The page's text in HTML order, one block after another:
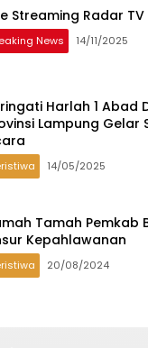
Streaming Radar TV
News 14/11/2025
Harlah 1 Abad
Lampung Gelar
14/05/2025
Tamah Pemkab
Kepahlawanan
20/08/2024